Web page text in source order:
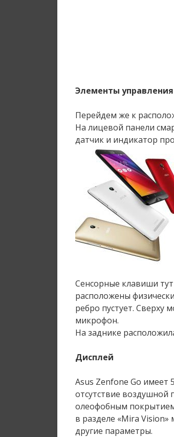
Элементы управления
Перейдем же к
На лицевой панели
датчик и индикатор
Сенсорные клавиши
расположены
ребро пустует. Сверху
микрофон.
На заднике
Дисплей
Asus Zenfone Go
отсутствие воздушной
олеофобным
в разделе «Mira
другие параметры.